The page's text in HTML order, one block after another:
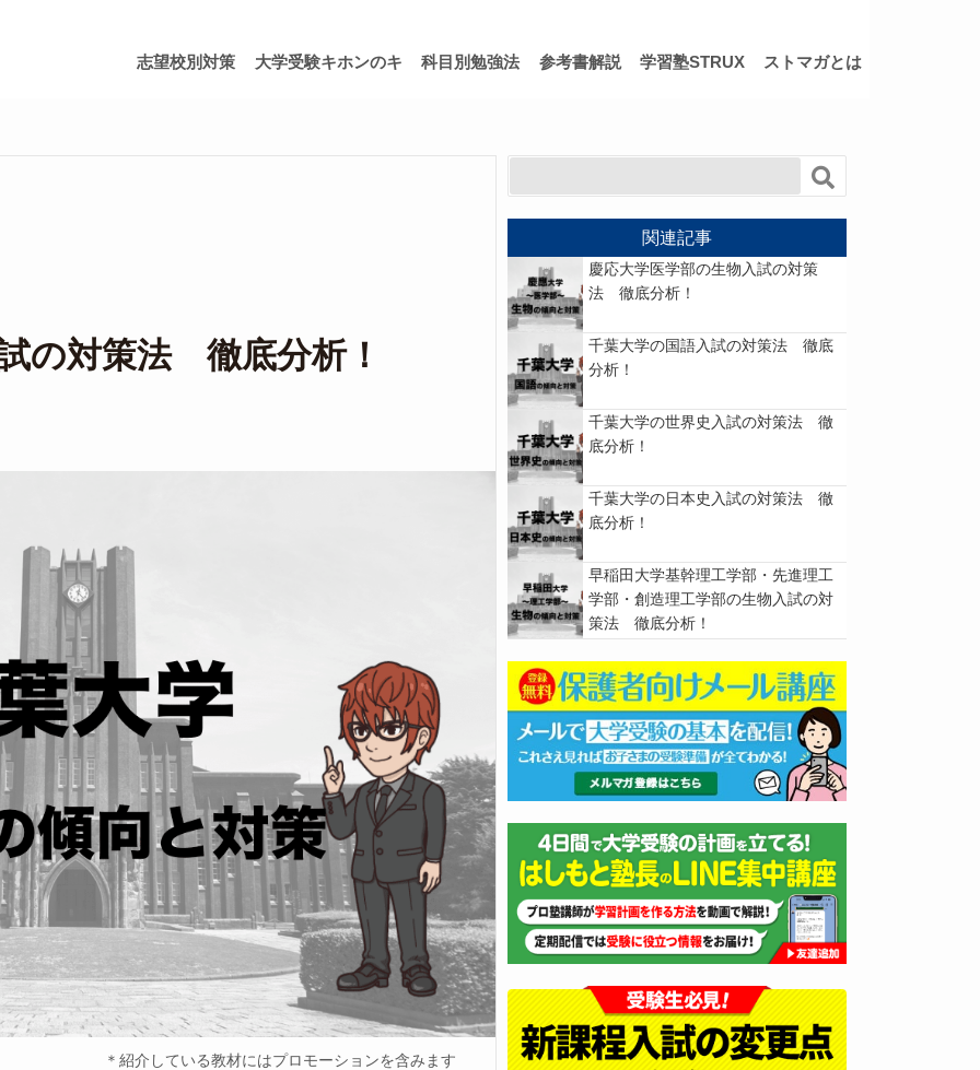
志望校別対策 大学受験キホンのキ 科目別勉強法 参考書解説 学習塾STRUX ストマガとは
の対策法 徹底分析！
＊紹介している教材にはプロモーションを含みます
関連記事
慶応大学医学部の生物入試の対策
法 徹底分析！
千葉大学の国語入試の対策法 徹底
分析！
千葉大学の世界史入試の対策法 徹
底分析！
千葉大学の日本史入試の対策法 徹
底分析！
早稲田大学基幹理工学部・先進理工
学部・創造理工学部の生物入試の対
策法 徹底分析！